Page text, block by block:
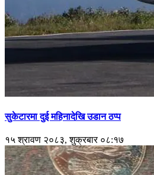
सुकेटारमा दुई महिनादेखि उडान ठप्प
१५ श्रावण २०८३, शुक्रबार ०८:१७